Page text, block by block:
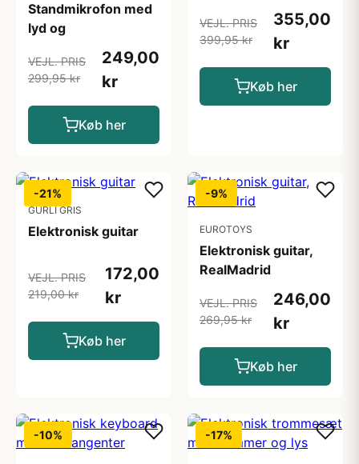
Standmikrofon med
lyd og
VEJL. PRIS
299,95 kr
249,00
kr
Køb her
VEJL. PRIS
399,95 kr
355,00
kr
Køb her
-21%
GURLI GRIS
Elektronisk guitar
VEJL. PRIS
219,00 kr
172,00
kr
Køb her
-9%
EUROTOYS
Elektronisk guitar,
RealMadrid
VEJL. PRIS
269,95 kr
246,00
kr
Køb her
-10% -17%